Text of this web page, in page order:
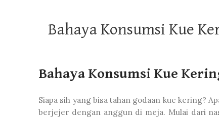
Bahaya Konsumsi Kue
Bahaya Konsumsi Kue
Siapa sih yang bisa tahan godaan kue kering?
berjejer dengan anggun di meja. Mulai dari